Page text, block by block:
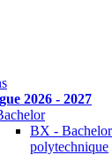
2026 - 2027
BX -
polytechnique